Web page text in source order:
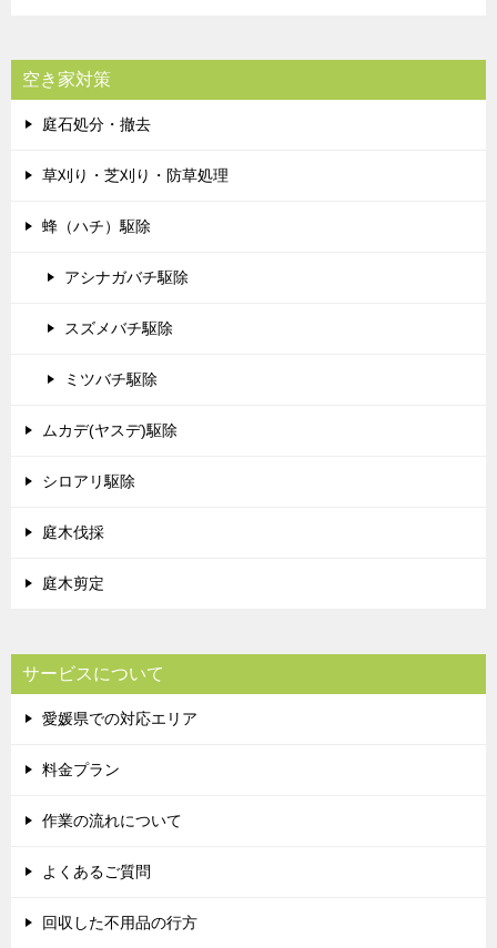
空き家対策
庭石処分・撤去
草刈り・芝刈り・防草処理
蜂（ハチ）駆除
アシナガバチ駆除
スズメバチ駆除
ミツバチ駆除
ムカデ(ヤスデ)駆除
シロアリ駆除
庭木伐採
庭木剪定
サービスについて
愛媛県での対応エリア
料金プラン
作業の流れについて
よくあるご質問
回収した不用品の行方